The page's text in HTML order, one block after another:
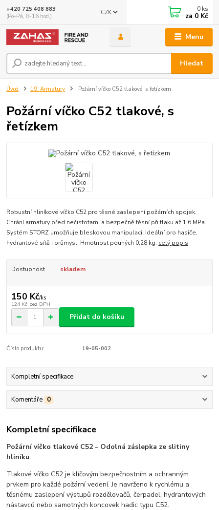
Menu
CZK
Hledat
+420 725 408 883
(Po-Pá, 8-16 hod.)
0 ks
za 0 Kč
Úvod 19. Armatury Požární víčko C52 tlakové, s řetízkem
Požární víčko C52 tlakové, s
řetízkem
Robustní hliníkové víčko C52 pro těsné zaslepení požárních spojek.
Chrání armatury před nečistotami a bezpečně těsní při tlaku až 1,6 MPa.
Systém STORZ umožňuje bleskovou manipulaci. Ideální pro hasiče,
hydrantové sítě i průmysl. Hmotnost pouhých 0,28 kg. celý popis
Dostupnost skladem
150 Kč/ks
124 Kč bez DPH
Přidat do košíku
Číslo produktu: 19-05-002
Kompletní specifikace
Komentáře 0
Kompletní specifikace
Požární víčko tlakové C52 – Odolná záslepka ze slitiny
hliníku
Tlakové víčko C52 je klíčovým bezpečnostním a ochranným
prvkem pro každé požární vedení. Je navrženo k rychlému a
těsnému zaslepení výstupů rozdělovačů, čerpadel, hydrantových
nástavců nebo samotných koncovek hadic typu C52.